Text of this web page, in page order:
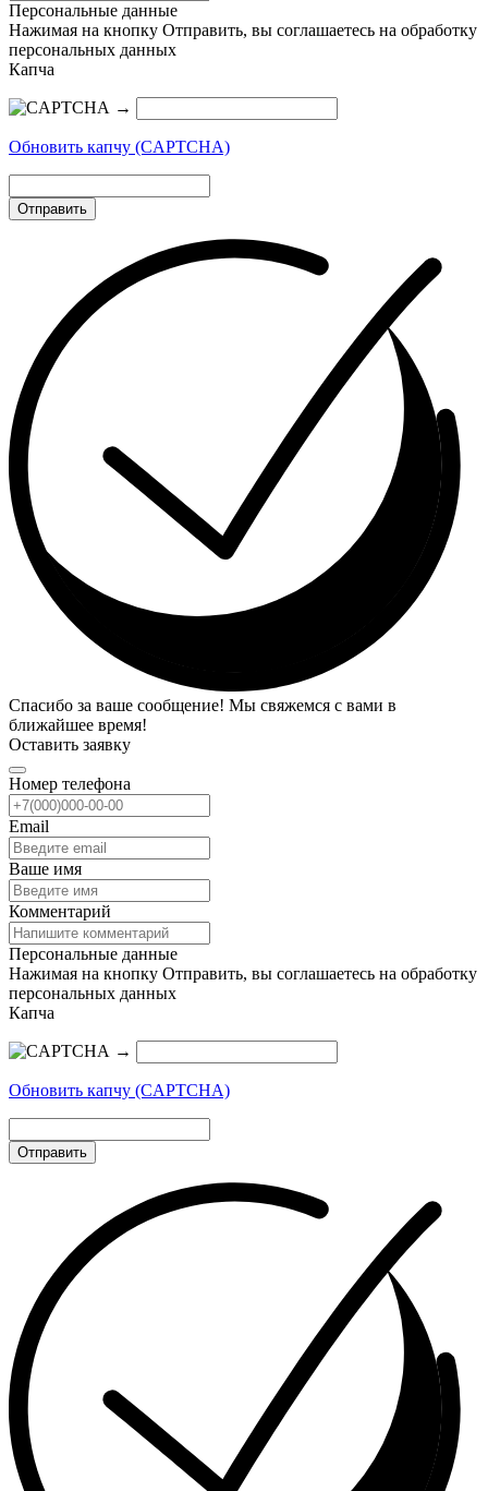
Персональные данные
Нажимая на кнопку Отправить, вы соглашаетесь на обработку
персональных данных
Капча
→
Обновить капчу (CAPTCHA)
Отправить
Спасибо за ваше сообщение! Мы свяжемся с вами в
ближайшее время!
Оставить заявку
Номер телефона
Email
Ваше имя
Комментарий
Персональные данные
Нажимая на кнопку Отправить, вы соглашаетесь на обработку
персональных данных
Капча
→
Обновить капчу (CAPTCHA)
Отправить